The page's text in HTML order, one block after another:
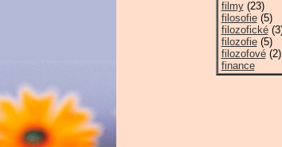
filmy(23)
filosofie(5)
filozofické
filozofie(5)
filozofové(2)
finance